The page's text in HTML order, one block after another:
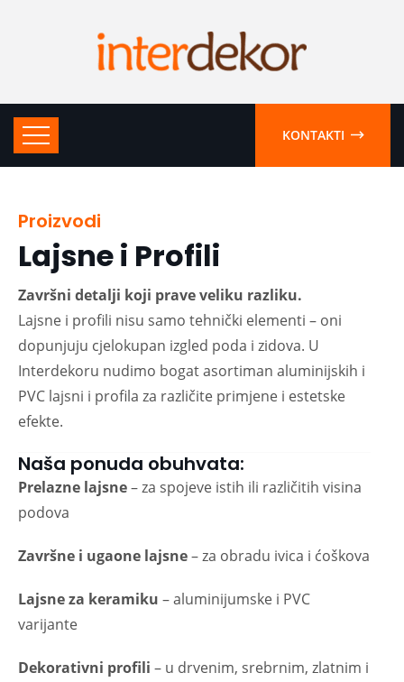
KONTAKTI
Proizvodi
Lajsne i Profili
Završni detalji koji prave veliku razliku.
Lajsne i profili nisu samo tehnički elementi – oni
dopunjuju cjelokupan izgled poda i zidova. U
Interdekoru nudimo bogat asortiman aluminijskih i
PVC lajsni i profila za različite primjene i estetske
efekte.
Naša ponuda obuhvata:
Prelazne lajsne– za spojeve istih ili različitih visina
podova
Završne i ugaone lajsne– za obradu ivica i ćoškova
Lajsne za keramiku – aluminijumske i PVC
varijante
Dekorativni profili – u drvenim, srebrnim, zlatnim i